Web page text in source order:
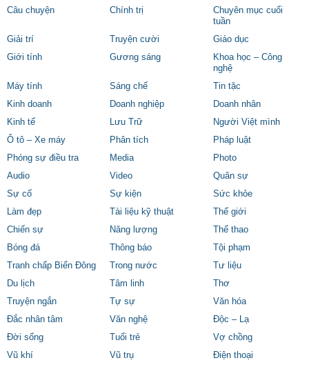
Câu chuyện
Chính trị
Chuyên mục cuối
tuần
Giải trí
Truyện cười
Giáo dục
Giới tính
Gương sáng
Khoa học – Công
nghệ
Máy tính
Sáng chế
Tin tặc
Kinh doanh
Doanh nghiệp
Doanh nhân
Kinh tế
Lưu Trữ
Người Việt mình
Ô tô – Xe máy
Phân tích
Pháp luật
Phóng sự điều tra
Media
Photo
Audio
Video
Quân sự
Sự cố
Sự kiện
Sức khỏe
Làm đẹp
Tài liệu kỹ thuật
Thế giới
Chiến sự
Năng lượng
Thể thao
Bóng đá
Thông báo
Tội phạm
Tranh chấp Biển Đông
Trong nước
Tư liệu
Du lịch
Tâm linh
Thơ
Truyện ngắn
Tự sự
Văn hóa
Đắc nhân tâm
Văn nghệ
Độc – Lạ
Đời sống
Tuổi trẻ
Vợ chồng
Vũ khí
Vũ trụ Điện thoại